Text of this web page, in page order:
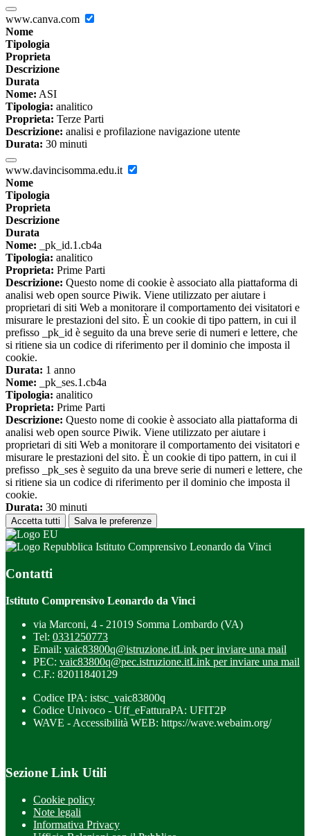
www.canva.com
Nome
Tipologia
Proprieta
Descrizione
Durata
Nome: ASI
Tipologia: analitico
Proprieta: Terze Parti
Descrizione: analisi e profilazione navigazione utente
Durata: 30 minuti
www.davincisomma.edu.it
Nome
Tipologia
Proprieta
Descrizione
Durata
Nome: _pk_id.1.cb4a
Tipologia: analitico
Proprieta: Prime Parti
Descrizione: Questo nome di cookie è associato alla piattaforma di
analisi web open source Piwik. Viene utilizzato per aiutare i
proprietari di siti Web a monitorare il comportamento dei visitatori e
misurare le prestazioni del sito. È un cookie di tipo pattern, in cui il
prefisso _pk_id è seguito da una breve serie di numeri e lettere, che
si ritiene sia un codice di riferimento per il dominio che imposta il
cookie.
Durata: 1 anno
Nome: _pk_ses.1.cb4a
Tipologia: analitico
Proprieta: Prime Parti
Descrizione: Questo nome di cookie è associato alla piattaforma di
analisi web open source Piwik. Viene utilizzato per aiutare i
proprietari di siti Web a monitorare il comportamento dei visitatori e
misurare le prestazioni del sito. È un cookie di tipo pattern, in cui il
prefisso _pk_ses è seguito da una breve serie di numeri e lettere, che
si ritiene sia un codice di riferimento per il dominio che imposta il
cookie.
Durata: 30 minuti
Accetta tutti Salva le preferenze
Istituto Comprensivo Leonardo da Vinci
Contatti
Istituto Comprensivo Leonardo da Vinci
via Marconi, 4 - 21019 Somma Lombardo (VA)
Tel: 0331250773
Email: vaic83800q@istruzione.itLink per inviare una mail
PEC: vaic83800q@pec.istruzione.itLink per inviare una mail
C.F.: 82011840129
Codice IPA: istsc_vaic83800q
Codice Univoco - Uff_eFatturaPA: UFIT2P
WAVE - Accessibilità WEB: https://wave.webaim.org/
Sezione Link Utili
Cookie policy
Note legali
Informativa Privacy